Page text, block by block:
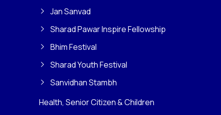
Jan Sanvad
Sharad Pawar Inspire Fellowship
Bhim Festival
Sharad Youth Festival
Sanvidhan Stambh
Health, Senior Citizen & Children